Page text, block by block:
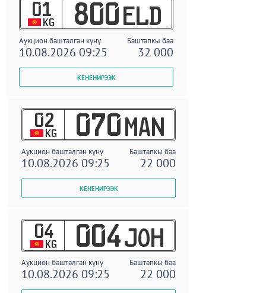
01
KG 800 ELD
Аукцион башталган күнү Баштапкы баа
10.08.2026 09:25 32 000
02
KG 070 MAN
Аукцион башталган күнү Баштапкы баа
10.08.2026 09:25 22 000
04
KG 004 JOH
Аукцион башталган күнү Баштапкы баа
10.08.2026 09:25 22 000